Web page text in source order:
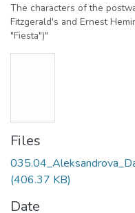
The characters of the
Fitzgerald's and Ernest
"Fiesta")"
Files
(406.37 KB)
Date